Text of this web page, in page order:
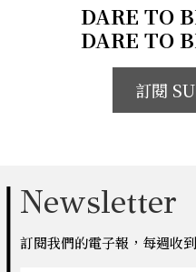
DARE TO
DARE TO
訂閱
Newsletter
訂閱我們的電子報，每週收